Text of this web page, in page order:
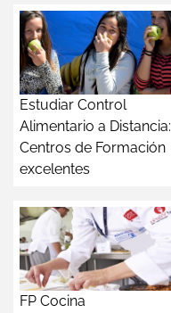
Estudiar Control
Alimentario a Distancia:
Centros de Formación
excelentes
FP Cocina